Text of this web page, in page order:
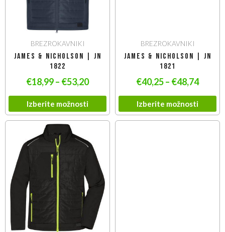
BREZROKAVNIKI
James & Nicholson | JN
1822
€18,99– €53,20
Izberite možnosti
BREZROKAVNIKI
James & Nicholson | JN
1821
€40,25– €48,74
Izberite možnosti